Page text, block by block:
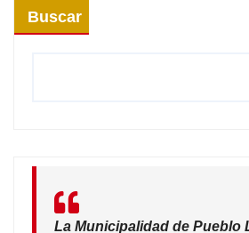
Buscar
La Municipalidad de Pueblo